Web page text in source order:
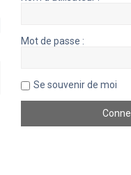
Mot de passe :
Se souvenir de moi